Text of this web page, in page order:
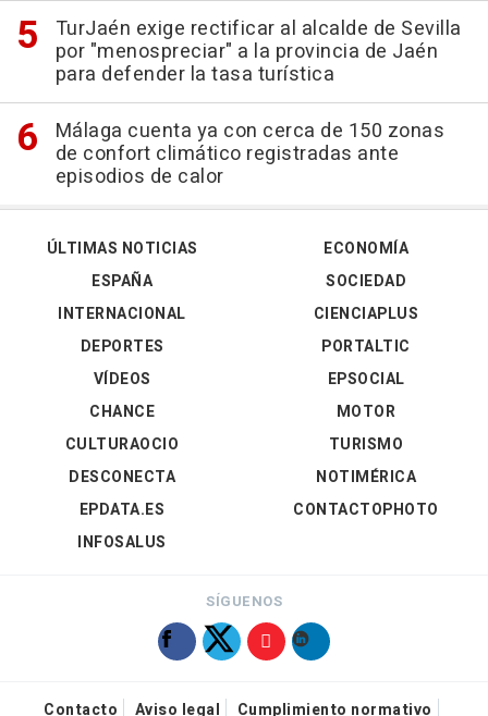
TurJaén exige rectificar al alcalde de Sevilla
por "menospreciar" a la provincia de Jaén
para defender la tasa turística
Málaga cuenta ya con cerca de 150 zonas
de confort climático registradas ante
episodios de calor
ÚLTIMAS NOTICIAS
ESPAÑA
INTERNACIONAL
DEPORTES
VÍDEOS
ECONOMÍA
SOCIEDAD
CIENCIAPLUS
PORTALTIC
EPSOCIAL
CHANCE
CULTURAOCIO
DESCONECTA
EPDATA.ES
INFOSALUS
MOTOR
TURISMO
NOTIMÉRICA
CONTACTOPHOTO
SÍGUENOS
Contacto Aviso legal Cumplimiento normativo